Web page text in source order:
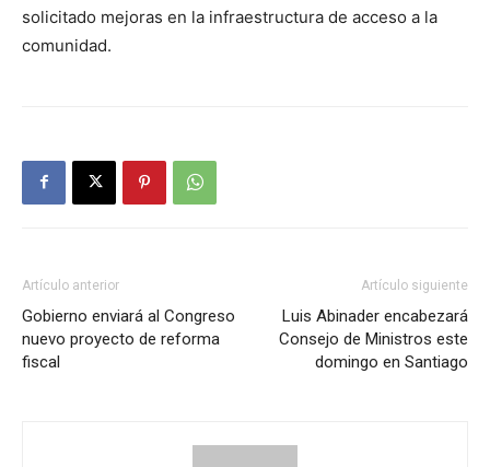
solicitado mejoras en la infraestructura de acceso a la
comunidad.
Artículo anterior
Gobierno enviará al Congreso
nuevo proyecto de reforma
fiscal
Artículo siguiente
Luis Abinader encabezará
Consejo de Ministros este
domingo en Santiago